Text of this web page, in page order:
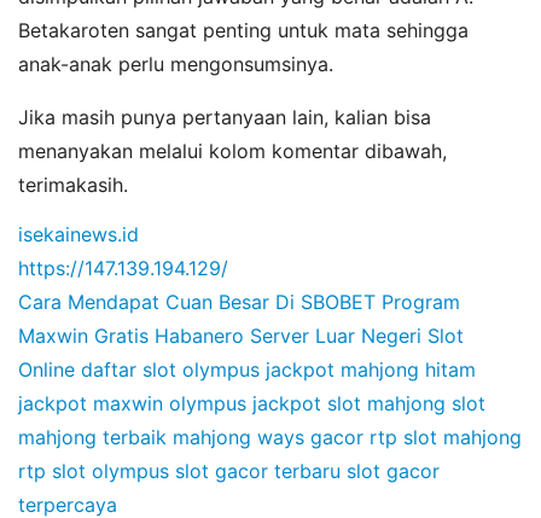
Betakaroten sangat penting untuk mata sehingga
anak-anak perlu mengonsumsinya.
Jika masih punya pertanyaan lain, kalian bisa
menanyakan melalui kolom komentar dibawah,
terimakasih.
isekainews.id
https://147.139.194.129/
Cara Mendapat Cuan Besar Di SBOBET Program
Maxwin Gratis Habanero Server Luar Negeri Slot
Online daftar slot olympus jackpot mahjong hitam
jackpot maxwin olympus jackpot slot mahjong slot
mahjong terbaik mahjong ways gacor rtp slot mahjong
rtp slot olympus slot gacor terbaru slot gacor
terpercaya